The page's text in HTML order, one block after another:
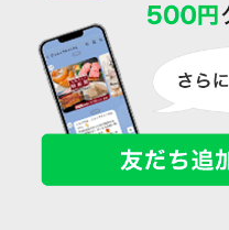
２４Ｈ健康くびれ筋 ビューティ
ーシェイパー やわらかフィット
同色同サイズ２枚組
ブラック Ｌ